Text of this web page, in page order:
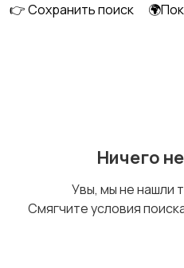
сигнализации
👉 Сохранить поиск
Ничего
Увы, мы не нашли
Смягчите условия